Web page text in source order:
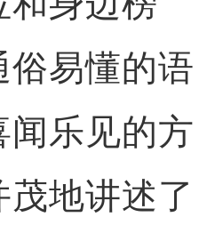
俗易懂的语
闻乐见的方
地讲述了